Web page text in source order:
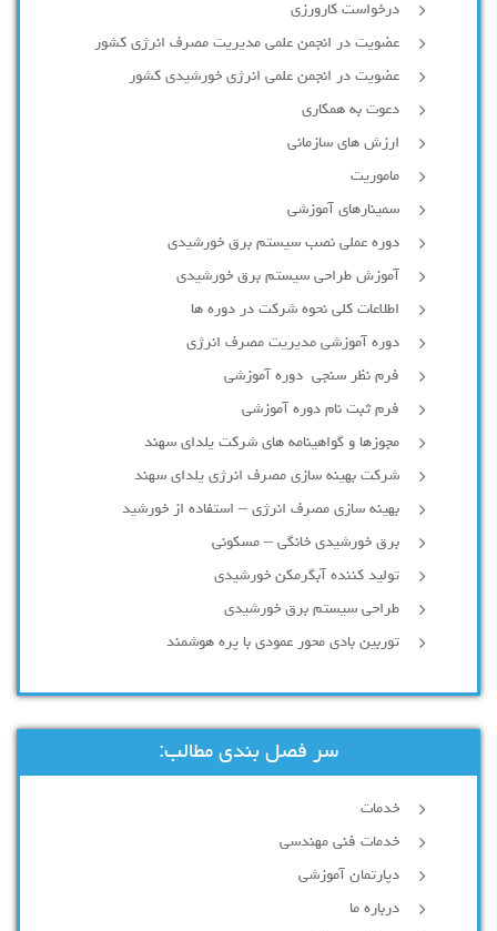
درخواست کارورزی
عضویت در انجمن علمی مدیریت مصرف انرژی کشور
عضویت در انجمن علمی انرژی خورشیدی کشور
دعوت به همکاری
ارزش های سازمانی
ماموریت
سمینارهای آموزشی
دوره عملی نصب سیستم برق خورشیدی
آموزش طراحی سیستم برق خورشیدی
اطلاعات کلی نحوه شرکت در دوره ها
دوره آموزشی مدیریت مصرف انرژی
فرم نظر سنجی دوره آموزشی
فرم ثبت نام دوره آموزشی
مجوزها و گواهینامه های شرکت یلدای سهند
شرکت بهینه سازی مصرف انرژی یلدای سهند
بهینه سازی مصرف انرژی – استفاده از خورشید
برق خورشیدی خانگی – مسکونی
تولید کننده آبگرمکن خورشیدی
طراحی سیستم برق خورشیدی
توربین بادی محور عمودی با پره هوشمند
سر فصل بندی مطالب:
خدمات
خدمات فنی مهندسی
دپارتمان آموزشی
درباره ما